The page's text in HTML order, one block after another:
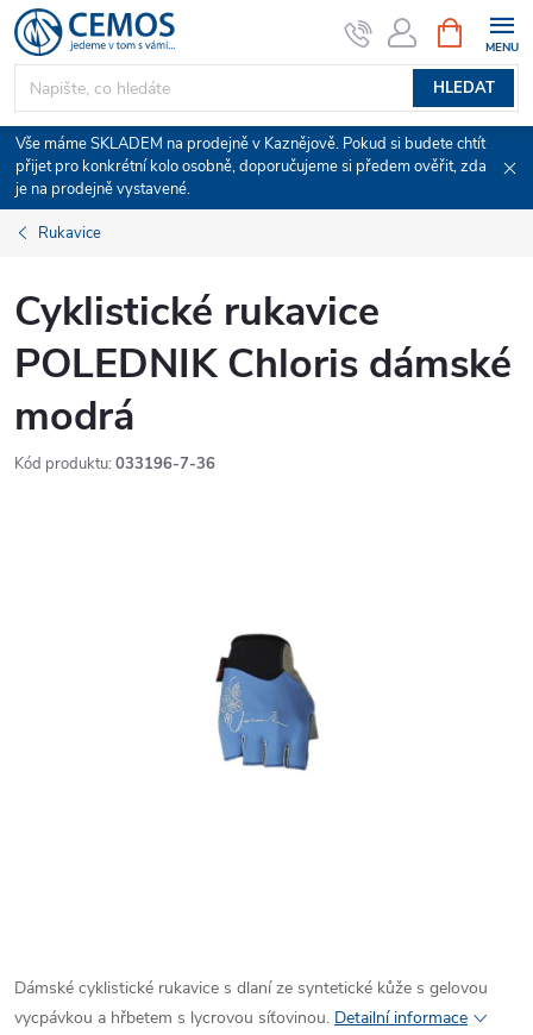
Přejít
na
obsah
HLEDAT
NÁKUPNÍ
KOŠÍK
Vše máme SKLADEM na prodejně v Kaznějově. Pokud si budete chtít
přijet pro konkrétní kolo osobně, doporučujeme si předem ověřit, zda
je na prodejně vystavené.
Rukavice
Cyklistické rukavice
POLEDNIK Chloris dámské
modrá
Kód produktu: 033196-7-36
Dámské cyklistické rukavice s dlaní ze syntetické kůže s gelovou
vycpávkou a hřbetem s lycrovou síťovinou. Detailní informace